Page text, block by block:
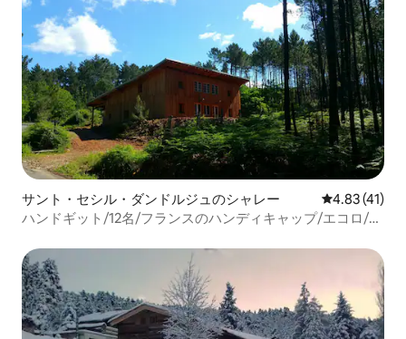
サント・セシル・ダンドルジュのシャレー レビュー41
4.83 (41)
ハンドギット/12名/フランスのハンディキャップ/エコロ/セ